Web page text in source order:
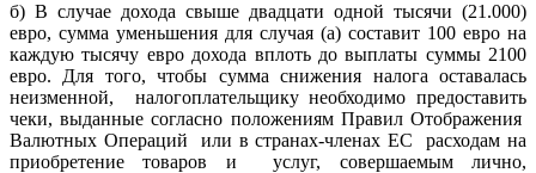
б) В случае дохода свыше двадцати одной тысячи (21.000)
евро, сумма уменьшения для случая (а) составит 100 евро на
каждую тысячу евро дохода вплоть до выплаты суммы 2100
евро. Для того, чтобы сумма снижения налога оставалась
неизменной, налогоплательщику необходимо предоставить
чеки, выданные согласно положениям Правил Отображения
Валютных Операций или в странах-членах ЕС расходам на
приобретение товаров и услуг, совершаемым лично,